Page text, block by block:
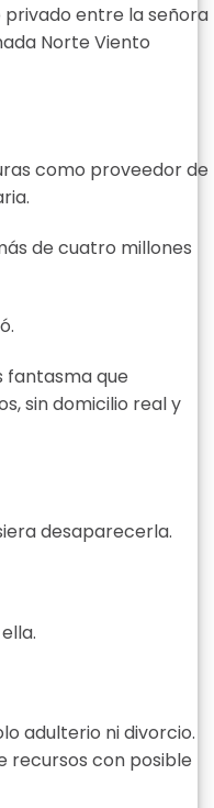
entre la señora
Norte Viento
como proveedor de
de cuatro millones
fantasma que
sin domicilio real y
desaparecerla.
adulterio ni divorcio.
recursos con posible